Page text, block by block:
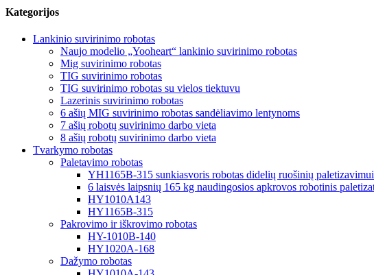
Kategorijos
Lankinio suvirinimo robotas
Naujo modelio „Yooheart“ lankinio suvirinimo robotas
Mig suvirinimo robotas
TIG suvirinimo robotas
TIG suvirinimo robotas su vielos tiektuvu
Lazerinis suvirinimo robotas
6 ašių MIG suvirinimo robotas sandėliavimo lentynoms
7 ašių robotų suvirinimo darbo vieta
8 ašių robotų suvirinimo darbo vieta
Tvarkymo robotas
Paletavimo robotas
YH1165B-315 sunkiasvoris robotas didelių ruošinių
6 laisvės laipsnių 165 kg naudingosios apkrovos robotinis
HY1010A143
HY1165B-315
Pakrovimo ir iškrovimo robotas
HY-1010B-140
HY1020A-168
Dažymo robotas